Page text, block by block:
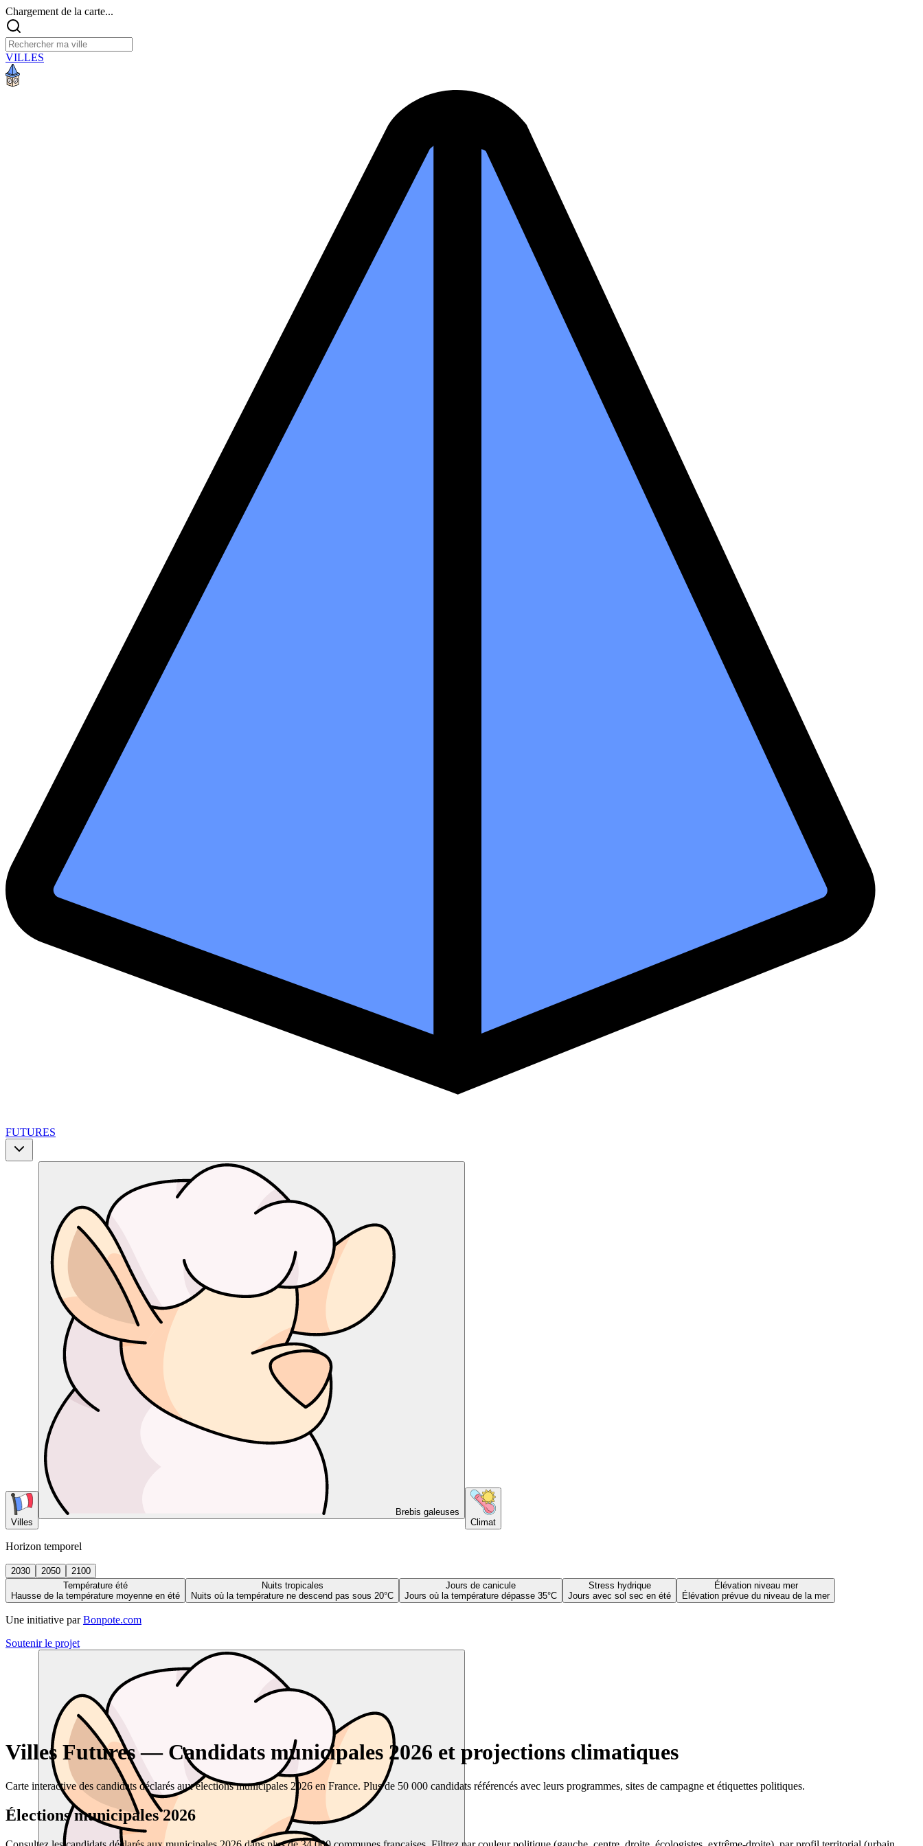
Chargement de la carte...
VILLES
FUTURES
Villes
Brebis galeuses
Climat
Horizon temporel
2030 2050
2100
Température été
Hausse de la température moyenne en été
Nuits tropicales
Nuits où la température ne descend pas sous 20°C
Jours de canicule
Jours où la température dépasse 35°C
Stress hydrique
Jours avec sol sec en été
Élévation niveau mer
Élévation prévue du niveau de la mer
Une initiative par Bonpote.com
Soutenir le projet
Villes Futures — Candidats municipales 2026 et projections climatiques
Carte interactive des candidats déclarés aux élections municipales 2026 en France. Plus de 50 000 candidats référencés avec leurs programmes, sites de campagne et étiquettes politiques.
Élections municipales 2026